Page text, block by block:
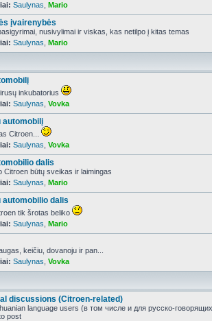
Saulynas Mario
įvairenybės
nusivylimai ir viskas, kas netilpo į kitas temas
Saulynas Mario
inkubatorius
Saulynas Vovka
automobilį
Citroen...
Saulynas Vovka
dalis
Citroen būtų sveikas ir laimingas
Saulynas Mario
automobilio dalis
tik šrotas beliko
Saulynas Mario
keičiu, dovanoju ir pan...
Saulynas Vovka
discussions (Citroen-related)
language users (в том числе и для русско-
post